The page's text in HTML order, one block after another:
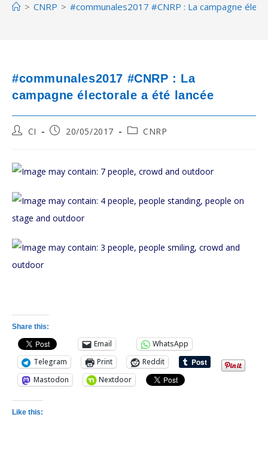
> CNRP > #communales2017 #CNRP : La campagne
#communales2017 #CNRP : La
campagne électorale a été lancée
PostCI
Post20/05/2017
PostCNRP
Share this:
Email
WhatsApp
Telegram
Print
Reddit
Mastodon
Nextdoor
Like this: